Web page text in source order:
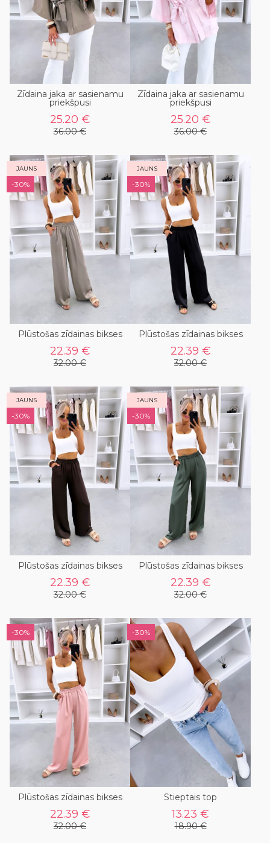
Zīdaina jaka ar sasienamu
priekšpusi
25.20 €
36.00 €
Zīdaina jaka ar sasienamu
priekšpusi
25.20 €
36.00 €
JAUNS
-30%
Plūstošas zīdainas bikses
22.39 €
32.00 €
JAUNS
-30%
Plūstošas zīdainas bikses
22.39 €
32.00 €
JAUNS
-30%
Plūstošas zīdainas bikses
22.39 €
32.00 €
JAUNS
-30%
Plūstošas zīdainas bikses
22.39 €
32.00 €
-30%
Plūstošas zīdainas bikses
22.39 €
32.00 €
-30%
Stieptais top
13.23 €
18.90 €